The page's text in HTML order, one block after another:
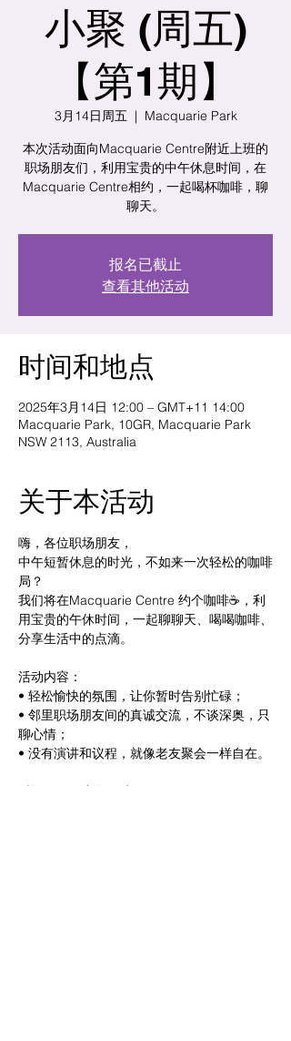
小聚 (周五)
【第1期】
3月14日周五
  |
Macquarie Park
本次活动面向Macquarie Centre附近上班的
职场朋友们，利用宝贵的中午休息时间，在
Macquarie Centre相约，一起喝杯咖啡，聊
聊天。
报名已截止
查看其他活动
时间和地点
2025年3月14日 12:00 – GMT+11 14:00
Macquarie Park, 10GR, Macquarie Park
NSW 2113, Australia
关于本活动
嗨，各位职场朋友，
中午短暂休息的时光，不如来一次轻松的咖啡
局？
我们将在Macquarie Centre 约个咖啡☕️，利
用宝贵的午休时间，一起聊聊天、喝喝咖啡、
分享生活中的点滴。
活动内容：
• 轻松愉快的氛围，让你暂时告别忙碌；
• 邻里职场朋友间的真诚交流，不谈深奥，只
聊心情；
• 没有演讲和议程，就像老友聚会一样自在。
时间：周五中午12点